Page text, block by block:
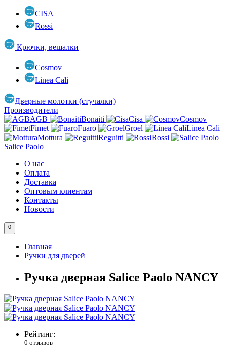
CISA
Rossi
Крючки, вешалки
Cosmov
Linea Cali
Дверные молотки (стучалки)
Производители
AGB
Bonaiti Cisa
Cosmov
Fimet
Fuaro Groel
Linea Cali
Mottura
Reguitti
Rossi
Salice Paolo
О нас
Оплата
Доставка
Оптовым клиентам
Контакты
Новости
0
Главная
Ручки для дверей
Ручка дверная Salice Paolo NANCY
Рейтинг:
0 отзывов